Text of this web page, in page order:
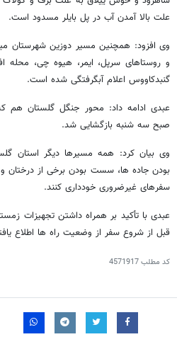
علت بالا آمدن آب در پل بایلر مسدود است.
وی افزود: همچنین مسیر دوزین
و روستاهای سرپل، ایمر، هیوه چی، محله
گنبدکاووس اعلام آبگرفتگی شده است.
عبدی ادامه داد: محور جنگل گلستان
صبح سه شنبه بازگشایی شد.
وی بیان کرد: همه مسیرها دیگر استان
بودن جاده ها، سست بودن برخی از درختان
سفرهای غیرضروری خودداری کنند.
عبدی با تأکید بر همراه داشتن تجهیزات
قبل از شروع سفر از وضعیت راه ها اطلاع
کد مطلب4571917